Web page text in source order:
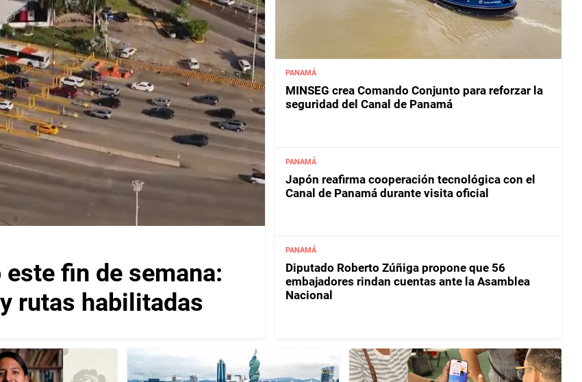
fin de semana:
rutas habilitadas
PANAMÁ
MINSEG crea Comando Conjunto para reforzar la
seguridad del Canal de Panamá
PANAMÁ
Japón reafirma cooperación tecnológica con el
Canal de Panamá durante visita oficial
PANAMÁ
Diputado Roberto Zúñiga propone que 56
embajadores rindan cuentas ante la Asamblea
Nacional